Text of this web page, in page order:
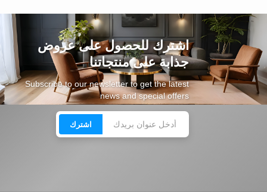
اشترك للحصول على عروض
جذابة على منتجاتنا
Subscribe to our newsletter to get the latest
news and special offers
اشترك